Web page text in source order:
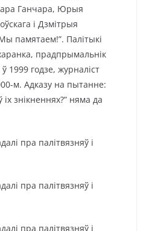
Ганчара, Юрыя
і Дзмітрыя
памятаем!”. Палітыкі
прадпрымальнік
ў 1999 годзе, журналіст
м. Адказу на пытанне:
знікненнях?” няма да